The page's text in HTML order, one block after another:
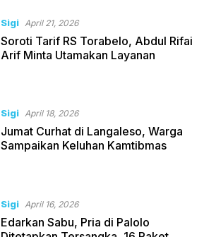
Sigi April 21, 2026
Soroti Tarif RS Torabelo, Abdul Rifai
Arif Minta Utamakan Layanan
Sigi April 18, 2026
Jumat Curhat di Langaleso, Warga
Sampaikan Keluhan Kamtibmas
Sigi April 16, 2026
Edarkan Sabu, Pria di Palolo